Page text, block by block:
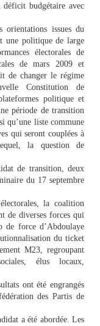
déficit budgétaire avec
orientations issues du
une politique de large
électorales de
de mars 2009 et
de changer le régime
Constitution de
politique et
période de transition
qu’une liste commune
qui seront couplées à
la question de
de transition, deux
du 17 septembre
la coalition
de diverses forces qui
de force d’Abdoulaye
du ticket
M23, regroupant
élus locaux,
ont été engrangés
des Partis de
a été abordée. Les